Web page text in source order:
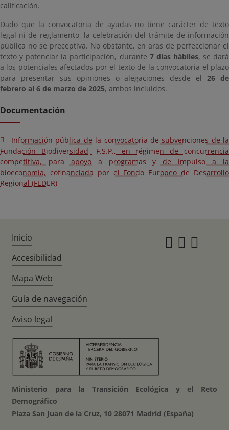
calificación.
Dado que la convocatoria de ayudas no tiene carácter de texto
legal ni de reglamento, la celebración del trámite de información
pública no se preceptiva. No obstante, en aras de perfeccionar el
texto y potenciar la participación, durante 7 días hábiles, se dará
a los potenciales afectados por el texto de la convocatoria el plazo
para presentar sus opiniones o alegaciones desde el26 de
febrero al 6 de marzo de 2025, ambos incluidos.
Documentación
Información pública de la convocatoria de subvenciones de la
Fundación Biodiversidad, F.S.P., en régimen de concurrencia
competitiva, para apoyo a programas y de impulso a la
bioeconomía, cofinanciada por el Fondo Europeo de Desarrollo
Regional (FEDER)
Inicio
Accesibilidad
Mapa Web
Guía de navegación
Aviso legal
Ministerio para la Transición Ecológica y el Reto
Demográfico
Plaza San Juan de la Cruz, 10 28071 Madrid (España)